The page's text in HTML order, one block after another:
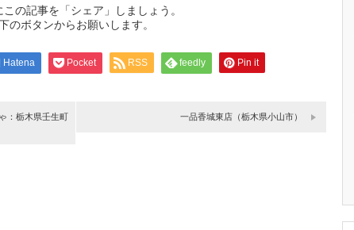
この記事を「シェア」しましょう。
のボタンからお願いします。
Hatena Pocket RSS feedly Pin it
：栃木県壬生町
一品香城東店（栃木県小山市）